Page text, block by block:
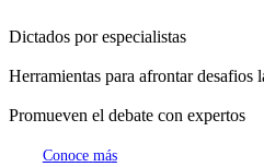
Dictados por especialistas
Herramientas para afrontar desafios
Promueven el debate con expertos
Conoce más